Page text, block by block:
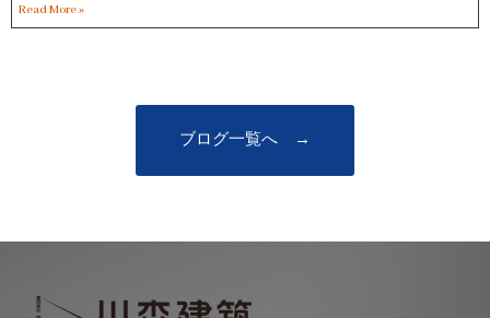
Read More »
ブログ一覧へ →